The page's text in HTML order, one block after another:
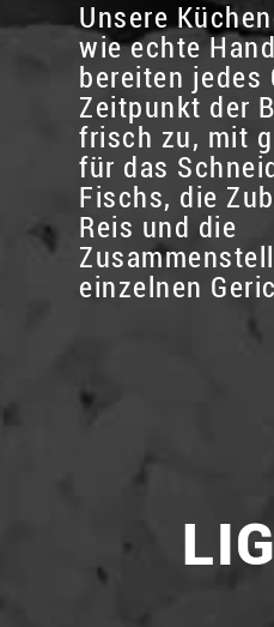
Unsere
wie echte
bereiten jedes
Zeitpunkt der
frisch zu, mit
für das
Fischs, die
Reis und die
einzelnen